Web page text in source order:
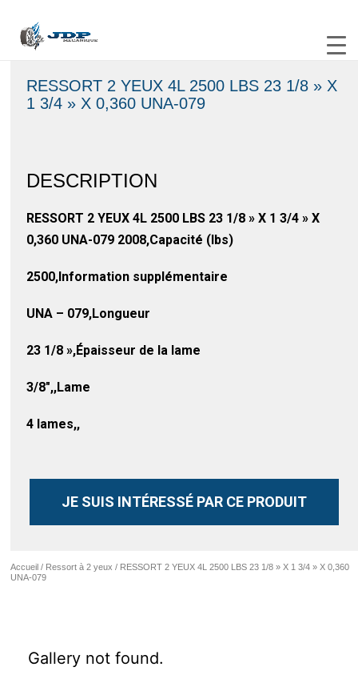
Accueil / Ressort à 2 yeux / RESSORT 2 YEUX 4L 2500 LBS 23 1/8 » X 1 3/4 » X 0,360
UNA-079
Gallery not found.
RESSORT 2 YEUX 4L 2500 LBS 23 1/8 » X
1 3/4 » X 0,360 UNA-079
DESCRIPTION
RESSORT 2 YEUX 4L 2500 LBS 23 1/8 » X 1 3/4 » X
0,360 UNA-079 2008,Capacité (lbs)
2500,Information supplémentaire
UNA – 079,Longueur
23 1/8 »,Épaisseur de la lame
3/8″,,Lame
4 lames,,
JE SUIS INTÉRESSÉ PAR CE PRODUIT